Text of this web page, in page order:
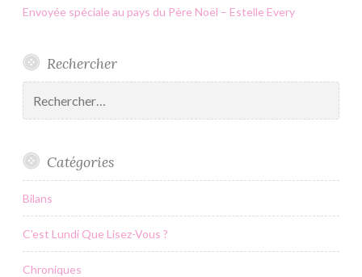
Envoyée spéciale au pays du Père Noël – Estelle Every
Rechercher
Catégories
Bilans
C'est Lundi Que Lisez-Vous ?
Chroniques